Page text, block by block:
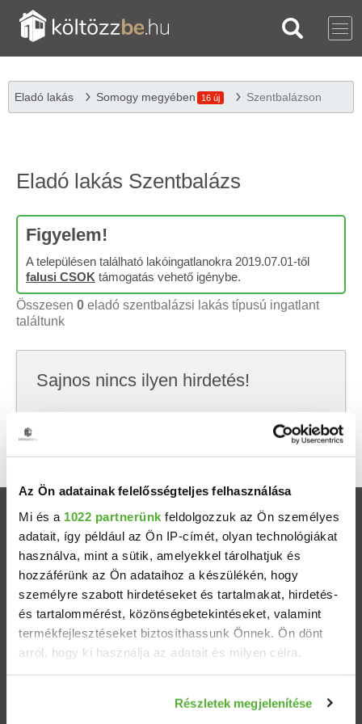
Az Ön adatainak felelősségteljes felhasználása
Mi és a 1022 partnerünk feldolgozzuk az Ön személyes
adatait, így például az Ön IP-címét, olyan technológiákat
használva, mint a sütik, amelyekkel tárolhatjuk és
hozzáférünk az Ön adataihoz a készülékén, hogy
személyre szabott hirdetéseket és tartalmakat, hirdetés-
és tartalommérést, közönségbetekintéseket, valamint
termékfejlesztéseket biztosíthassunk Önnek. Ön dönt
arról, hogy ki használja az adatait és milyen célra.
Információgyűjtés az Ön földrajzi elhelyezkedéséről
Részletek megjelenítése
Eladó lakás Somogy megyében 16 új Szentbalázson
Eladó lakás Szentbalázs
Figyelem!
A településen található lakóingatlanokra 2019.07.01-től
falusi CSOK támogatás vehető igénybe.
Összesen 0 eladó szentbalázsi lakás típusú ingatlant
találtunk
Sajnos nincs ilyen hirdetés!
keresni, hátha akkor megtalálod, amit keresel.
Ingatlanok
Eladó házak
Eladó lakások
Települések